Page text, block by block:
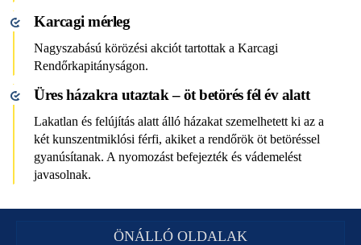
Karcagi mérleg
Nagyszabású körözési akciót tartottak a Karcagi
Rendőrkapitányságon.
Üres házakra utaztak – öt betörés fél év alatt
Lakatlan és felújítás alatt álló házakat szemelhetett ki az a
két kunszentmiklósi férfi, akiket a rendőrök öt betöréssel
gyanúsítanak. A nyomozást befejezték és vádemelést
javasolnak.
ÖNÁLLÓ OLDALAK